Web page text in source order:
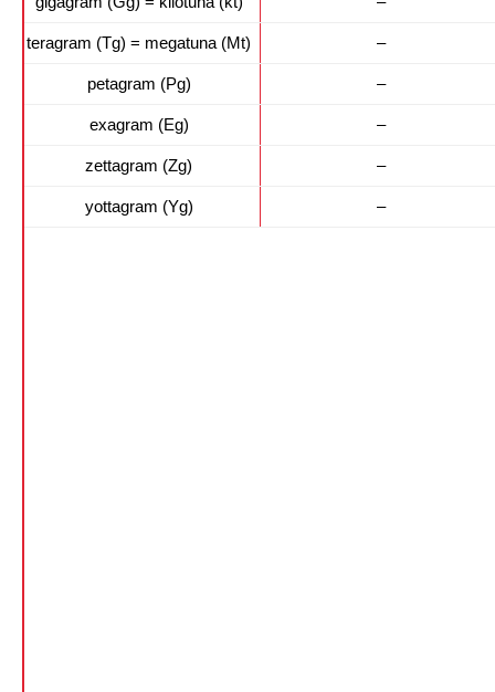
teragram (Tg) = megatuna (Mt) –
petagram (Pg) –
exagram (Eg) –
zettagram (Zg) –
yottagram (Yg) –